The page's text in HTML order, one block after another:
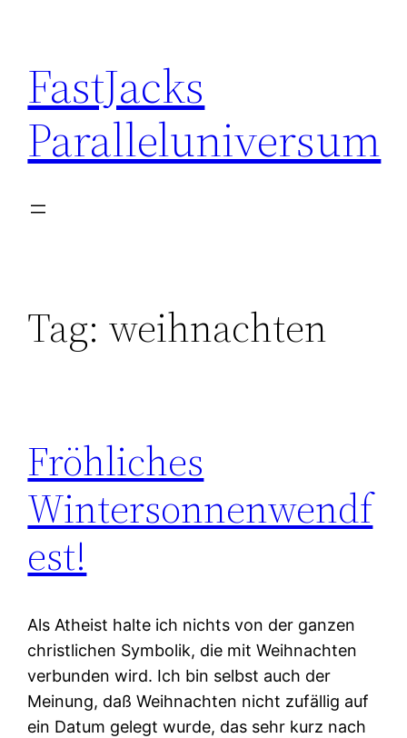
content
FastJacks
Paralleluniversum
Tag: weihnachten
Fröhliches
Wintersonnenwendf
est!
Als Atheist halte ich nichts von der ganzen
christlichen Symbolik, die mit Weihnachten
verbunden wird. Ich bin selbst auch der
Meinung, daß Weihnachten nicht zufällig auf
ein Datum gelegt wurde, das sehr kurz nach